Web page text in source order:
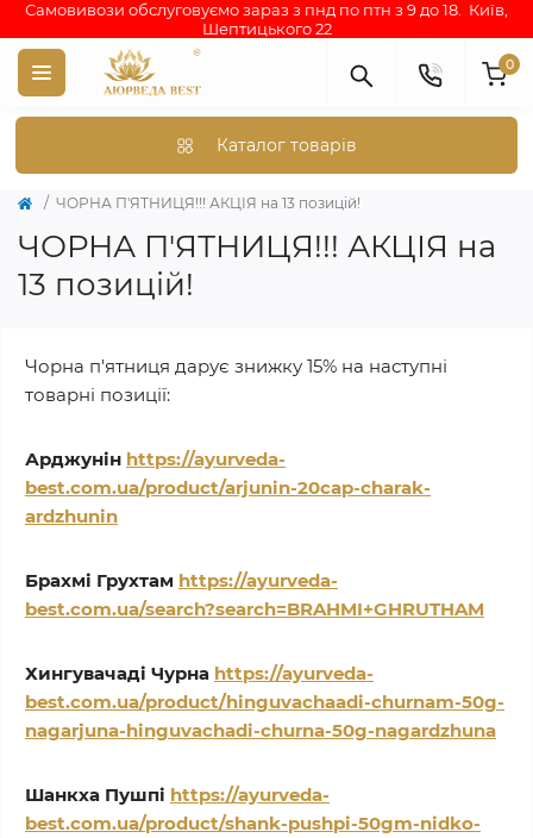
Самовивози обслуговуємо зараз з пнд по птн з 9 до 18. Київ,
Шептицького 22
0
Каталог товарів
ЧОРНА П'ЯТНИЦЯ!!! АКЦІЯ на 13 позицій!
ЧОРНА П'ЯТНИЦЯ!!! АКЦІЯ на
13 позицій!
Чорна п'ятниця дарує знижку 15% на наступні
товарні позиції:
Арджунін https://ayurveda-
best.com.ua/product/arjunin-20cap-charak-
ardzhunin
Брахмі Грухтам https://ayurveda-
best.com.ua/search?search=BRAHMI+GHRUTHAM
Хингувачаді Чурна https://ayurveda-
best.com.ua/product/hinguvachaadi-churnam-50g-
nagarjuna-hinguvachadi-churna-50g-nagardzhuna
Шанкха Пушпі https://ayurveda-
best.com.ua/product/shank-pushpi-50gm-nidko-